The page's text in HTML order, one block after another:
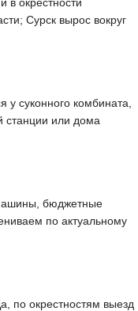
Сурск вырос вокруг
суконного комбината,
станции или дома
бюджетные
по актуальному
по окрестностям выезд